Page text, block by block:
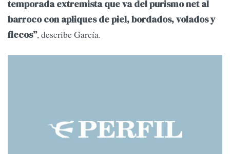
temporada extremista que va del purismo net al
barroco con apliques de piel, bordados, volados y
flecos”, describe García.